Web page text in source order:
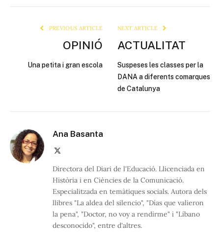
PREVIOUS ARTICLE
OPINIÓ
Una petita i gran escola
NEXT ARTICLE
ACTUALITAT
Suspeses les classes per la
DANA a diferents comarques
de Catalunya
Ana Basanta
Directora del Diari de l'Educació. Llicenciada en
Història i en Ciències de la Comunicació.
Especialitzada en temàtiques socials. Autora dels
llibres "La aldea del silencio", "Días que valieron
la pena", "Doctor, no voy a rendirme" i "Líbano
desconocido", entre d'altres.